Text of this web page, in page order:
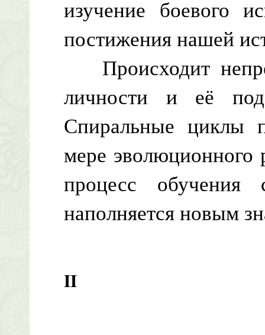
изучение боевого
постижения нашей
Происходит
личности и её
Спиральные циклы
мере эволюционного
процесс
наполняется новым
II